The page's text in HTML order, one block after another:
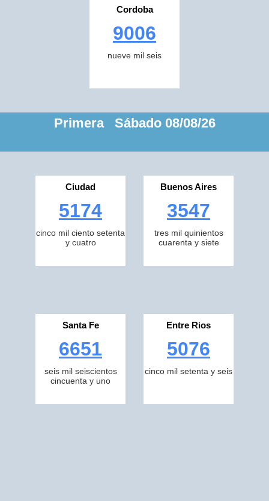
Cordoba
9006
nueve mil seis
Primera Sábado 08/08/26
Ciudad
5174
cinco mil ciento setenta
y cuatro
Buenos Aires
3547
tres mil quinientos
cuarenta y siete
Santa Fe
6651
seis mil seiscientos
cincuenta y uno
Entre Rios
5076
cinco mil setenta y seis